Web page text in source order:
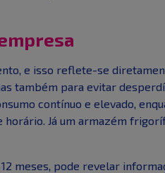
e isso reflete-se
também para evitar
contínuo e elevado,
horário. Já um armazém
meses, pode revelar